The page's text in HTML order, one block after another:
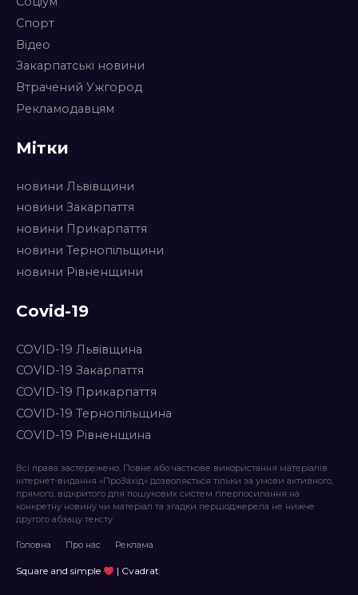
Спорт
Відео
Закарпатські новини
Втрачений Ужгород
Рекламодавцям
Мітки
новини Львівщини
новини Закарпаття
новини Прикарпаття
новини Тернопільщини
новини Рівненщини
Covid-19
COVID-19 Львівщина
COVID-19 Закарпаття
COVID-19 Прикарпаття
COVID-19 Тернопільщина
COVID-19 Рівненщина
Всі права застережено. Повне або часткове використання матеріалів
інтернет-видання «ПроЗахід» дозволяється тільки за умови активного,
прямого, відкритого для пошукових систем гіперпосилання на
конкретну новину чи матеріал та згадки першоджерела не нижче
другого абзацу тексту.
Головна Про нас Реклама
Square and simple | Cvadrat